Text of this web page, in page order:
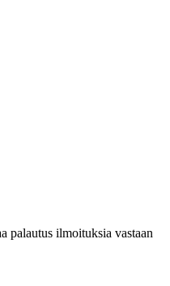
palautus ilmoituksia vastaan